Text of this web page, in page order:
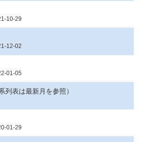
10-29
12-02
01-05
表は最新月を参照）
01-29